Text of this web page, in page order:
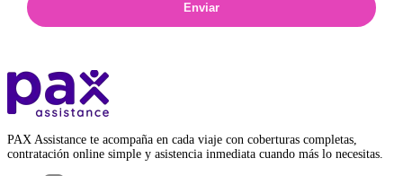
Enviar
PAX Assistance te acompaña en cada viaje con coberturas completas,
contratación online simple y asistencia inmediata cuando más lo necesitas.